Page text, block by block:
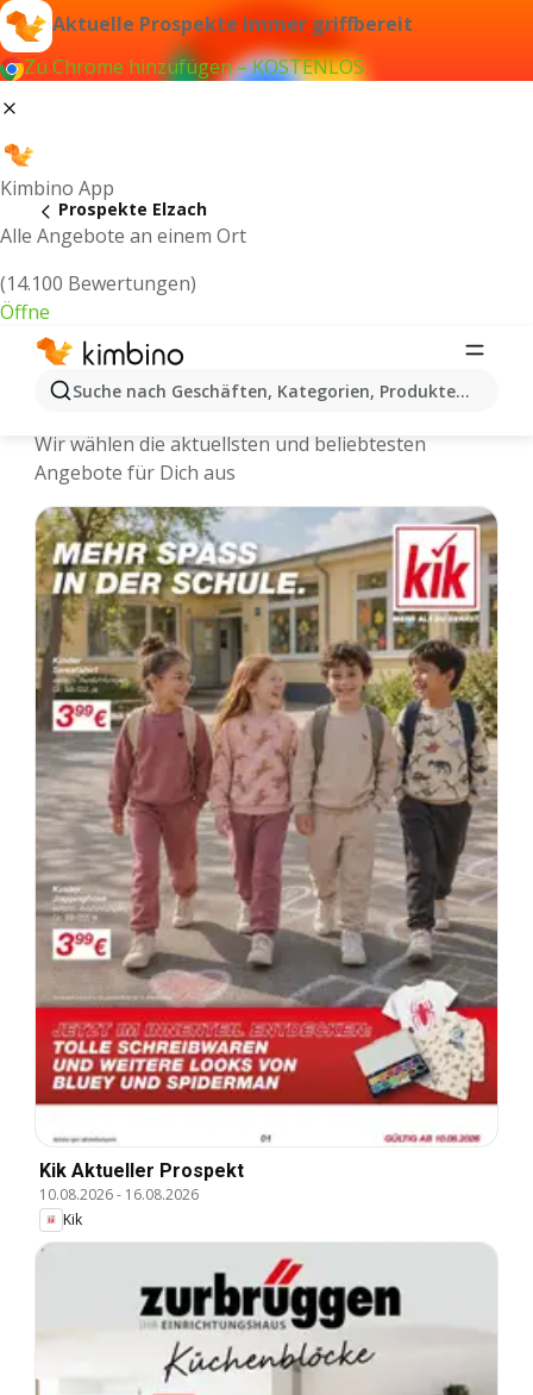
Aktuelle Prospekte immer griffbereit
Zu Chrome hinzufügen – KOSTENLOS
Kimbino App
Alle Angebote an einem Ort
(14.100 Bewertungen)
Öffne
Suche nach Geschäften, Kategorien, Produkten...
Prospekte Elzach
Elzach - Neuste Prospekte und
Wir wählen die aktuellsten und beliebtesten
Angebote für Dich aus
Kik Aktueller Prospekt
10.08.2026- 16.08.2026
Kik